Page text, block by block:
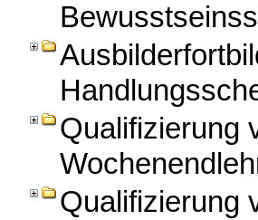
Qualifizierung
Qualifizierung